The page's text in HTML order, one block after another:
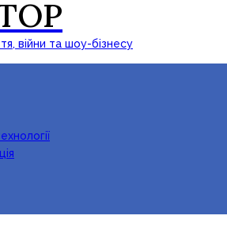
війни та шоу-бізнесу